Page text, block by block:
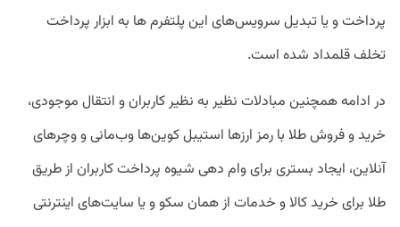
پرداخت و یا تبدیل سرویس‌های این پلتفرم ها به ابزار پرداخت
تخلف قلمداد شده است.
در ادامه همچنین مبادلات نظیر به نظیر کاربران و انتقال موجودی،
خرید و فروش طلا با رمز ارزها استیبل کوین‌ها وب‌مانی و وچرهای
آنلاین، ایجاد بستری برای وام دهی شیوه پرداخت کاربران از طریق
طلا برای خرید کالا و خدمات از همان سکو و یا سایت‌های اینترنتی